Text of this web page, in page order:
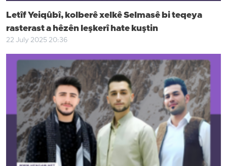
Letîf Yeiqûbî, kolberê xelkê Selmasê bi teqeya
rasterast a hêzên leşkerî hate kuştin
22 July 2025 20:36